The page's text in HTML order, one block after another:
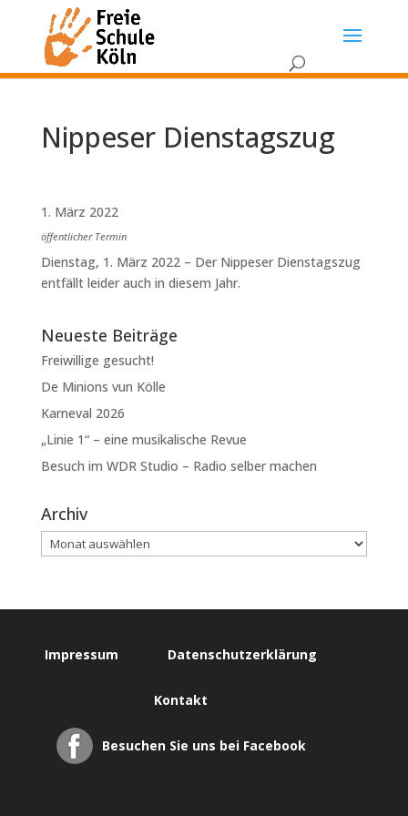
Nippeser Dienstagszug
1. März 2022
öffentlicher Termin
Dienstag, 1. März 2022 – Der Nippeser Dienstagszug
entfällt leider auch in diesem Jahr.
Neueste Beiträge
Freiwillige gesucht!
De Minions vun Kölle
Karneval 2026
„Linie 1“ – eine musikalische Revue
Besuch im WDR Studio – Radio selber machen
Archiv
Impressum Datenschutzerklärung
Kontakt
Besuchen Sie uns bei Facebook